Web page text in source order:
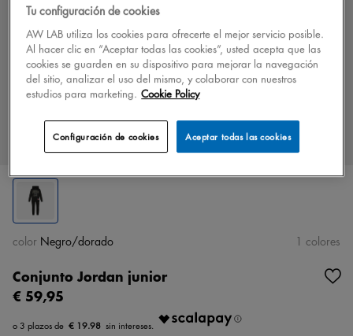
Conjunto Jordan junior
€ 59,95
€ 19.98
color Negro/dorado 1 colores
Tu configuración de cookies
AW LAB utiliza los cookies para ofrecerte el mejor servicio posible.
Al hacer clic en “Aceptar todas las cookies”, usted acepta que las
cookies se guarden en su dispositivo para mejorar la navegación
del sitio, analizar el uso del mismo, y colaborar con nuestros
estudios para marketing. Cookie Policy
Aceptar todas las cookies
Configuración de cookies